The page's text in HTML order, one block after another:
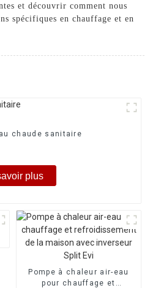
et découvrir comment nous
spécifiques en chauffage et en
chaude sanitaire
plus
Pompe à chaleur air-eau
pour chauffage et